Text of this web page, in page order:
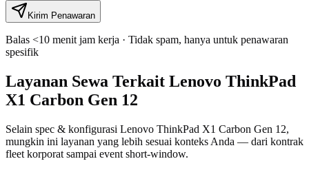
Kirim Penawaran
Balas <10 menit jam kerja · Tidak spam, hanya untuk penawaran
spesifik
Layanan Sewa Terkait Lenovo ThinkPad
X1 Carbon Gen 12
Selain spec & konfigurasi Lenovo ThinkPad X1 Carbon Gen 12,
mungkin ini layanan yang lebih sesuai konteks Anda — dari kontrak
fleet korporat sampai event short-window.